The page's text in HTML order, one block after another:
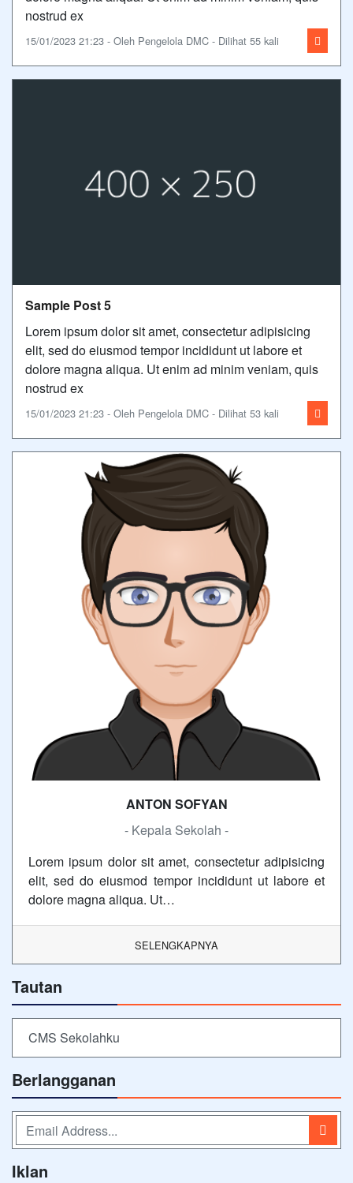
nostrud ex
15/01/2023 21:23 - Oleh Pengelola DMC - Dilihat 55 kali
Sample Post 5
Lorem ipsum dolor sit amet, consectetur adipisicing
elit, sed do eiusmod tempor incididunt ut labore et
dolore magna aliqua. Ut enim ad minim veniam, quis
nostrud ex
15/01/2023 21:23 - Oleh Pengelola DMC - Dilihat 53 kali
ANTON SOFYAN
- Kepala Sekolah -
Lorem ipsum dolor sit amet, consectetur adipisicing
elit, sed do eiusmod tempor incididunt ut labore et
dolore magna aliqua. Ut…
SELENGKAPNYA
Tautan
CMS Sekolahku
Berlangganan
Iklan